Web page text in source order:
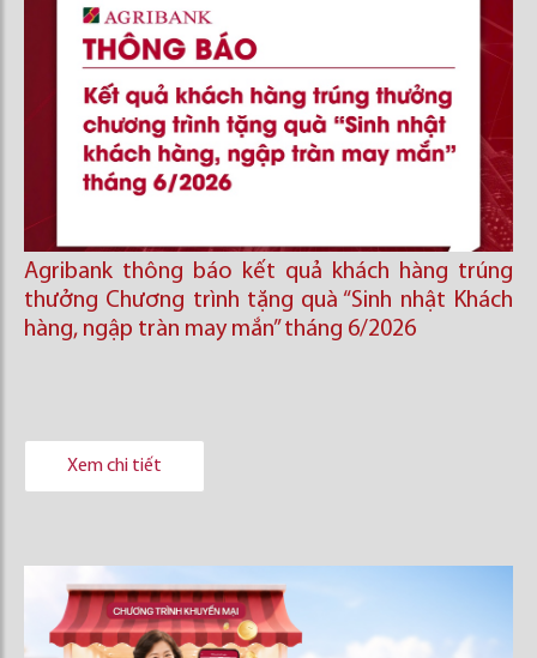
Agribank thông báo kết quả khách hàng trúng
thưởng Chương trình tặng quà “Sinh nhật Khách
hàng, ngập tràn may mắn” tháng 6/2026
Xem chi tiết